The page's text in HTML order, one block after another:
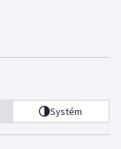
Systém